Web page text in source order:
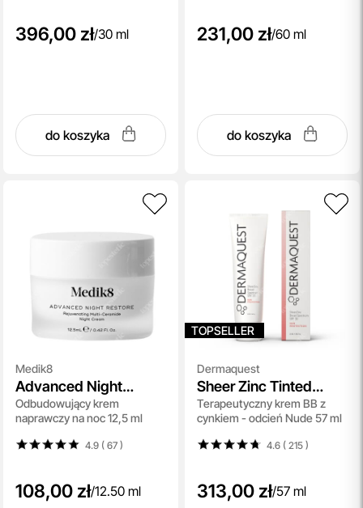
396,00 zł/30 ml
do koszyka
231,00 zł/60 ml
do koszyka
Medik8
Advanced Night
Restore
Odbudowujący krem
naprawczy na noc 12,5 ml
4.9 ( 67)
108,00 zł/12.50 ml
TOPSELLER
Dermaquest
Sheer Zinc Tinted
Broad Spectrum SPF
30
Terapeutyczny krem BB z
cynkiem - odcień Nude 57 ml
4.6 ( 215)
313,00 zł/57 ml